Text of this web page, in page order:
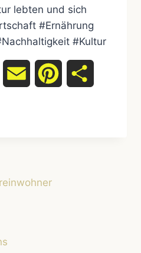
lebten und sich
#Ernährung
#Kultur
WhatsAppEmail Pinterest